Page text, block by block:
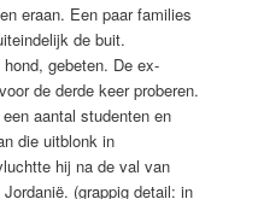
eraan. Een paar families
de buit.
gebeten. De ex-
de derde keer proberen.
aantal studenten en
die uitblonk in
hij na de val van
(grappig detail: in